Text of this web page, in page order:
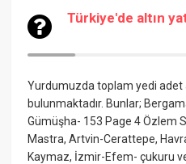
Türkiye'de altın
Yurdumuzda toplam yedi adet
bulunmaktadır. Bunlar;
Gümüşha- 153 Page 4 Özlem
Mastra, Artvin-Cerattepe,
Kaymaz, İzmir-Efem- çukuru